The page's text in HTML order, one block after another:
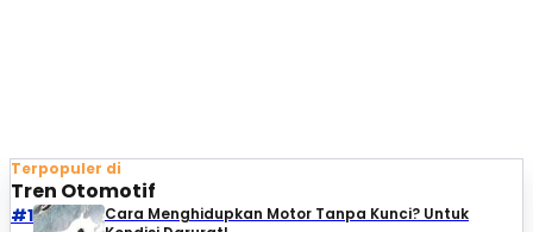
Terpopuler di
Tren Otomotif
#1
Cara Menghidupkan Motor Tanpa Kunci? Untuk